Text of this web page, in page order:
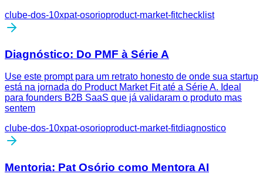
clube-dos-10xpat-osorioproduct-market-fitchecklist
Diagnóstico: Do PMF à Série A
Use este prompt para um retrato honesto de onde sua startup
está na jornada do Product Market Fit até a Série A. Ideal
para founders B2B SaaS que já validaram o produto mas
sentem
clube-dos-10xpat-osorioproduct-market-fitdiagnostico
Mentoria: Pat Osório como Mentora AI